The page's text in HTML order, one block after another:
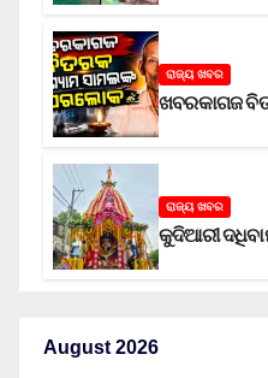
ରାଜ୍ୟ ଖବର
ଖବରକାଗଜ
ରାଜ୍ୟ ଖବର
କୁଦିଆରୀ
August 2026